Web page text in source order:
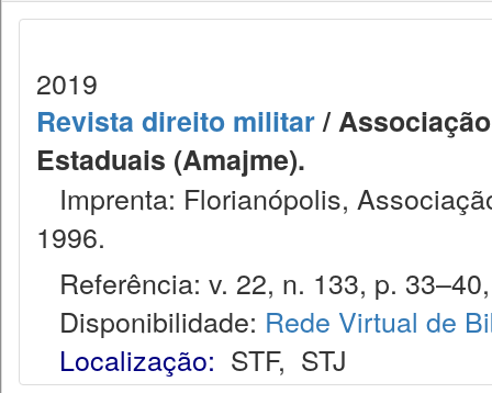
2019
Revista direito militar/
Estaduais (Amajme).
Imprenta: Florianópolis,
1996.
Referência: v. 22, n. 133, p.
Disponibilidade: Rede Virtual de
Localização: STF, STJ